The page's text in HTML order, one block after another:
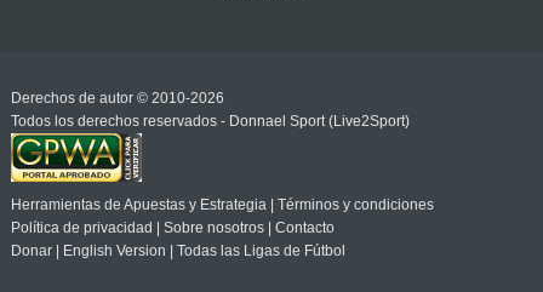
Derechos de autor © 2010-2026
Todos los derechos reservados - Donnael Sport (Live2Sport)
Herramientas de Apuestas y Estrategia| Términos y condiciones
Política de privacidad
Sobre nosotros| Contacto
Donar| English Version Todas las Ligas de Fútbol